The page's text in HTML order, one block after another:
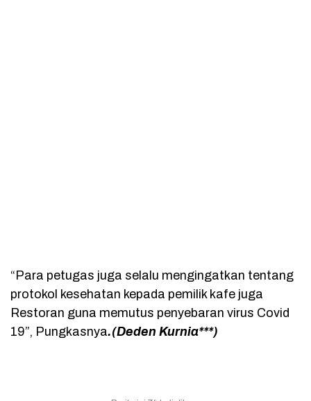
“Para petugas juga selalu mengingatkan tentang
protokol kesehatan kepada pemilik kafe juga
Restoran guna memutus penyebaran virus Covid
19”, Pungkasnya.(Deden Kurnia***)